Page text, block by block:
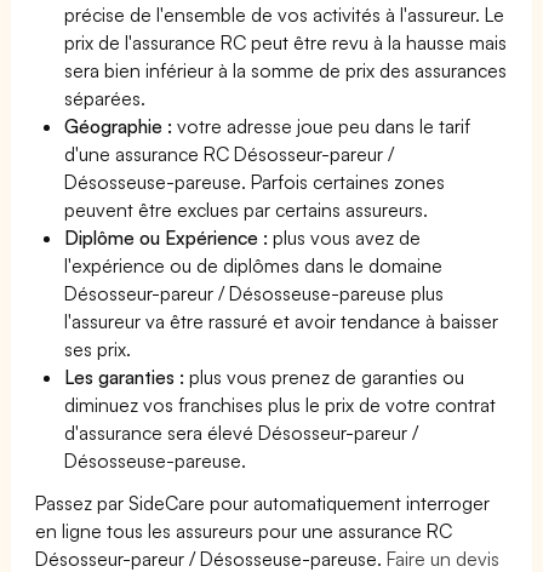
précise de l'ensemble de vos activités à l'assureur. Le
prix de l'assurance RC peut être revu à la hausse mais
sera bien inférieur à la somme de prix des assurances
séparées.
Géographie :votre adresse joue peu dans le tarif
d'une assurance RC Désosseur-pareur /
Désosseuse-pareuse. Parfois certaines zones
peuvent être exclues par certains assureurs.
Diplôme ou Expérience :plus vous avez de
l'expérience ou de diplômes dans le domaine
Désosseur-pareur / Désosseuse-pareuse plus
l'assureur va être rassuré et avoir tendance à baisser
ses prix.
Les garanties :plus vous prenez de garanties ou
diminuez vos franchises plus le prix de votre contrat
d'assurance sera élevé Désosseur-pareur /
Désosseuse-pareuse.
Passez par SideCare pour automatiquement interroger
en ligne tous les assureurs pour une assurance RC
Désosseur-pareur / Désosseuse-pareuse.Faire un devis